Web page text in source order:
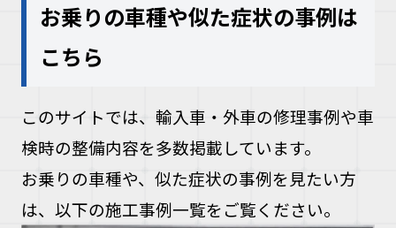
お乗りの車種や似た症状の事例は
こちら
このサイトでは、輸入車・外車の修理事例や車
検時の整備内容を多数掲載しています。
お乗りの車種や、似た症状の事例を見たい方
は、以下の施工事例一覧をご覧ください。